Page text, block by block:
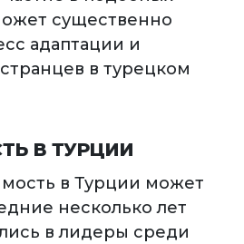
существенно
адаптации и
в турецком
В ТУРЦИИ
в Турции может
несколько лет
в лидеры среди